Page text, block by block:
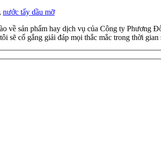
, nước tẩy dầu mỡ
về sản phẩm hay dịch vụ của Công ty Phương
sẽ cố gắng giải đáp mọi thắc mắc trong thời